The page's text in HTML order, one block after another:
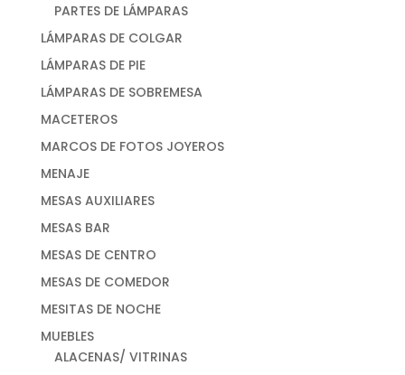
PARTES DE LÁMPARAS
LÁMPARAS DE COLGAR
LÁMPARAS DE PIE
LÁMPARAS DE SOBREMESA
MACETEROS
MARCOS DE FOTOS JOYEROS
MENAJE
MESAS AUXILIARES
MESAS BAR
MESAS DE CENTRO
MESAS DE COMEDOR
MESITAS DE NOCHE
MUEBLES
ALACENAS/ VITRINAS